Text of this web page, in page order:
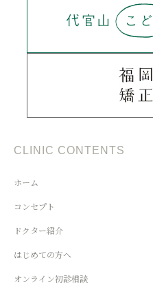
CLINIC CONTENTS
ホーム
コンセプト
ドクター紹介
はじめての方へ
オンライン初診相談